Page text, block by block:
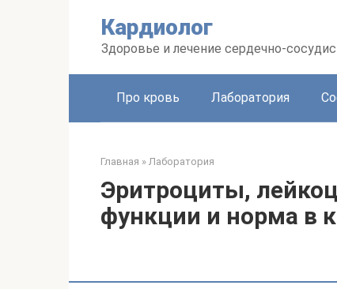
Кардиолог
Здоровье и лечение сердечно-
Про кровь Лаборатория
Главная » Лаборатория
Эритроциты,
функции и норма в